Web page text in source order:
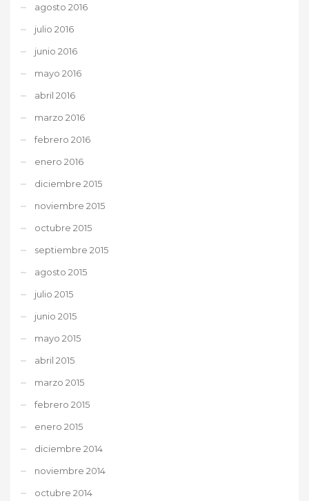
agosto 2016
julio 2016
junio 2016
mayo 2016
abril 2016
marzo 2016
febrero 2016
enero 2016
diciembre 2015
noviembre 2015
octubre 2015
septiembre 2015
agosto 2015
julio 2015
junio 2015
mayo 2015
abril 2015
marzo 2015
febrero 2015
enero 2015
diciembre 2014
noviembre 2014
octubre 2014